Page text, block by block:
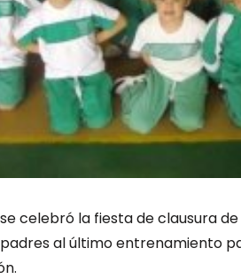
celebró la fiesta de clausura
al último entrenamiento